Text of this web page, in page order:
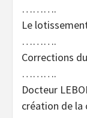
……….
Le
……….
Corrections
……….
Docteur
création de la